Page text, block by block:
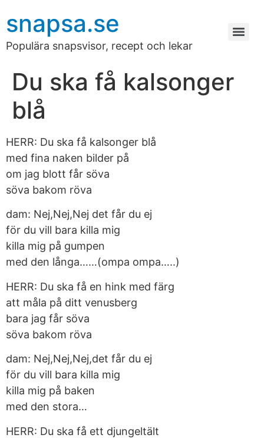
snapsa.se
Populära snapsvisor, recept och lekar
Du ska få kalsonger
blå
HERR: Du ska få kalsonger blå
med fina naken bilder på
om jag blott får söva
söva bakom röva
dam: Nej,Nej,Nej det får du ej
för du vill bara killa mig
killa mig på gumpen
med den långa……(ompa ompa…..)
HERR: Du ska få en hink med färg
att måla på ditt venusberg
bara jag får söva
söva bakom röva
dam: Nej,Nej,Nej,det får du ej
för du vill bara killa mig
killa mig på baken
med den stora…
HERR: Du ska få ett djungeltält